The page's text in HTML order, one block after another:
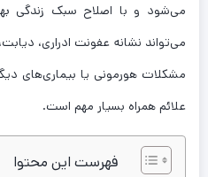
می‌شود و با اصلاح سبک زندگی
می‌تواند نشانه عفونت ادراری،
مشکلات هورمونی یا بیماری‌های
علائم همراه بسیار مهم است.
فهرست این محتوا